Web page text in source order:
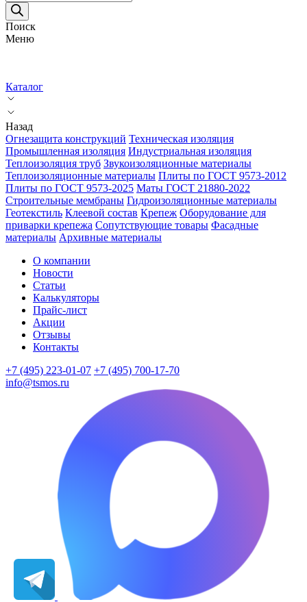
товаров
Поиск
Меню
Каталог
Назад
Огнезащита конструкций Техническая изоляция
Промышленная изоляция Индустриальная изоляция
Теплоизоляция труб Звукоизоляционные материалы
Теплоизоляционные материалы Плиты по ГОСТ 9573-2012
Плиты по ГОСТ 9573-2025 Маты ГОСТ 21880-2022
Строительные мембраны Гидроизоляционные материалы
Геотекстиль Клеевой состав Крепеж Оборудование для
приварки крепежа Сопутствующие товары Фасадные
материалы Архивные материалы
О компании
Новости
Статьи
Калькуляторы
Прайс-лист
Акции
Отзывы
Контакты
+7 (495) 223-01-07 +7 (495) 700-17-70
info@tsmos.ru